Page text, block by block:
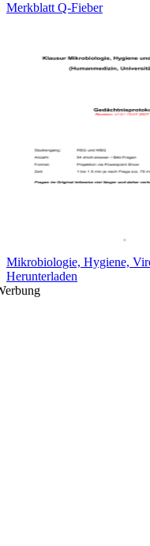
Merkblatt Q-Fieber
Mikrobiologie, Hygiene,
Herunterladen